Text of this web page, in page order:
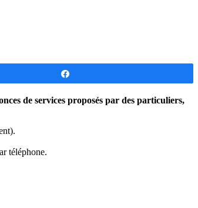
de services proposés par des particuliers,
téléphone.